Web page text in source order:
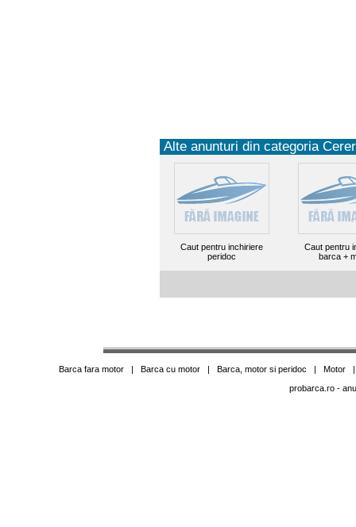
Alte anunturi din categoria
Caut pentru inchiriere
peridoc
Caut pentru
barca +
Barca fara motor| Barca cu motor| Barca, motor si peridoc | Motor
probarca.ro-